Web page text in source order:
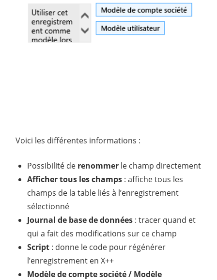
Voici les différentes informations :
Possibilité de renommer le champ directement
Afficher tous les champs : affiche tous les
champs de la table liés à l’enregistrement
sélectionné
Journal de base de données : tracer quand et
qui a fait des modifications sur ce champ
Script : donne le code pour régénérer
l’enregistrement en X++
Modèle de compte société / Modèle